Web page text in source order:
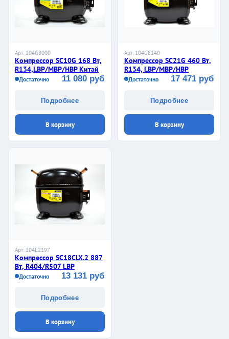
Арт: 104G8000
Компрессор SC10G 168 Вт,
R134,LBP/MBP/HBP Китай
Достаточно 11 080 руб
Подробнее
В корзину
Арт: 104G8140
Компрессор SC21G 460 Вт,
R134, LBP/MBP/HBP
Достаточно 17 471 руб
Подробнее
В корзину
Арт: 104L2197
Компрессор SC18CLX.2 887
Вт, R404/R507 LBP
Достаточно 13 131 руб
Подробнее
В корзину